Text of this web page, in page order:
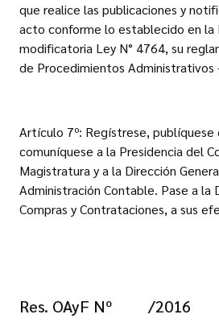
que realice las publicaciones y
acto conforme lo establecido en la
modificatoria Ley N° 4764, su
de Procedimientos
Artículo 7º: Regístrese, publíquese
comuníquese a la Presidencia del
Magistratura y a la Dirección
Administración Contable. Pase a la
Compras y Contrataciones, a sus
Res. OAyF Nº /2016